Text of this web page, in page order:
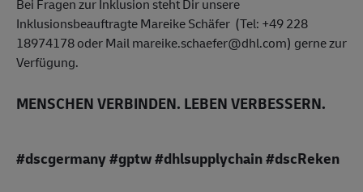
Bei Fragen zur Inklusion steht Dir unsere
Inklusionsbeauftragte Mareike Schäfer (Tel: +49 228
18974178 oder Mail mareike.schaefer@dhl.com) gerne zur
Verfügung.
MENSCHEN VERBINDEN. LEBEN VERBESSERN.
#dscgermany #gptw #dhlsupplychain #dscReken